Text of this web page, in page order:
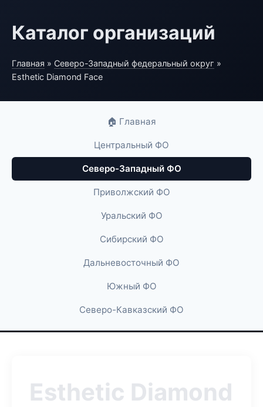
Каталог организаций
Главная » Северо-Западный федеральный округ »
Esthetic Diamond Face
🏠 Главная
Центральный ФО
Северо-Западный ФО
Приволжский ФО
Уральский ФО
Сибирский ФО
Дальневосточный ФО
Южный ФО
Северо-Кавказский ФО
Esthetic Diamond